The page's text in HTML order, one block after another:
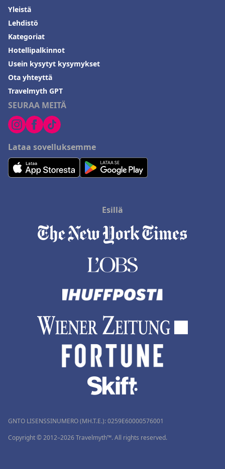
SEURAA MEITÄ
Lataa sovelluksemme
Yleistä
Lehdistö
Kategoriat
Hotellipalkinnot
Usein kysytyt kysymykset
Ota yhteyttä
Travelmyth GPT
Esillä
GNTO LISENSSINUMERO (MH.T.E.): 0259Ε60000576001
Copyright © 2012–2026 Travelmyth™. All rights reserved.